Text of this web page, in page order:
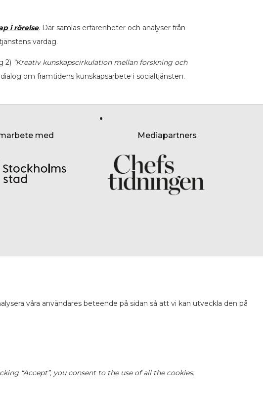
i rörelse. Där samlas erfarenheter och analyser från
vardag.
2) ”Kreativ kunskapscirkulation mellan forskning och
om framtidens kunskapsarbete i socialtjänsten.
med Mediapartners
våra användares beteende på sidan så att vi kan utveckla den på
“Accept”, you consent to the use of all the cookies.